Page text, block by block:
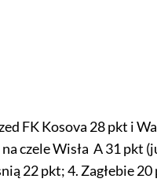
FK Kosova 28 pkt i
czele Wisła A 31 pkt
22 pkt; 4. Zagłebie